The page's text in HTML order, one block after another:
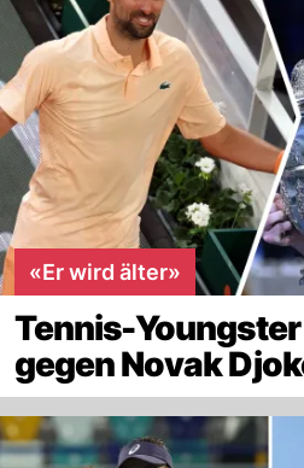
«Er wird älter»
Tennis-
gegen Novak